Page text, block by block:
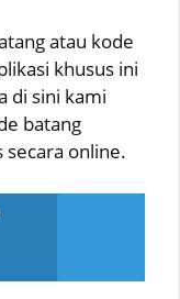
atau kode
khusus ini
di sini kami
batang
secara online.